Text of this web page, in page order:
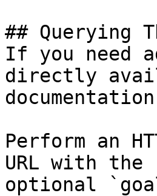
## Querying
If you need
directly
Perform an
URL with the
optional